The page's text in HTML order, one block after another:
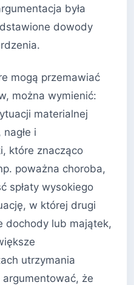
była
dowody
mogą przemawiać
można wymienić:
materialnej
i
które znacząco
poważna choroba,
spłaty wysokiego
w której drugi
dochody lub majątek,
utrzymania
że